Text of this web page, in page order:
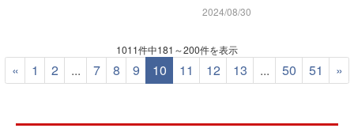
2024/08/30
1011件中181～200件を表示
« 1 2 ... 7 8 9 10 11 12 13 ... 50 51 »